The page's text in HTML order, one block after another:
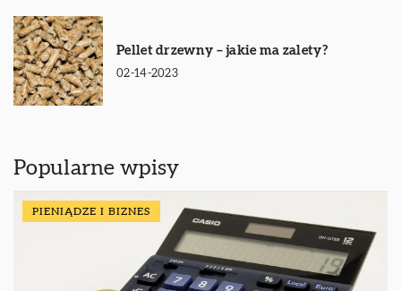
Pellet drzewny – jakie ma zalety?
02-14-2023
Popularne wpisy
PIENIĄDZE I BIZNES